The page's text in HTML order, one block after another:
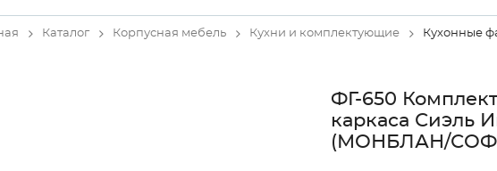
Каталог Корпусная мебель Кухни и комплектующие Кухонные
ФГ-650
каркаса Сиэль
(МОНБЛАН/